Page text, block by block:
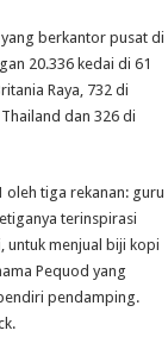
berkantor pusat di
20.336 kedai di 61
Raya, 732 di
dan 326 di
oleh tiga rekanan: guru
terinspirasi
untuk menjual biji kopi
Pequod yang
pendamping.